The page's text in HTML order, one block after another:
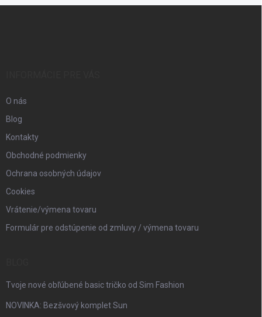
O nás
Blog
Kontakty
Obchodné podmienky
Ochrana osobných údajov
Cookies
Vrátenie/výmena tovaru
Formulár pre odstúpenie od zmluvy / výmena tovaru
Tvoje nové obľúbené basic tričko od Sim Fashion
NOVINKA: Bezšvový komplet Sun